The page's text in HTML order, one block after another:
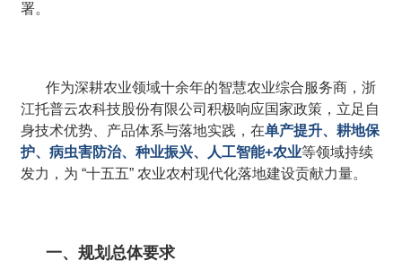
署。
作为深耕农业领域十余年的智慧农业综合服务商，浙
江托普云农科技股份有限公司积极响应国家政策，立足自
身技术优势、产品体系与落地实践，在单产提升、耕地保
护、病虫害防治、种业振兴、人工智能+农业等领域持续
发力，为 “十五五” 农业农村现代化落地建设贡献力量。
一、规划总体要求